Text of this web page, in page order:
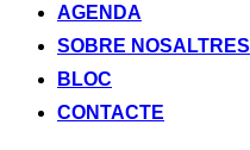
AGENDA
SOBRE NOSALTRES
BLOC
CONTACTE